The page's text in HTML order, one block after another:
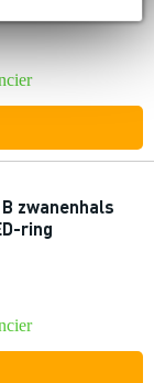
zwanenhals
ring